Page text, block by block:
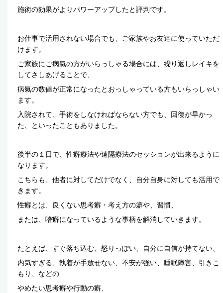
施術の効果がよりパワーアップしたと評判です。
お仕事で活用されない場合でも、ご家族やお友達に使っていただ
けます。
ご家族にご病氣の方がいらっしゃる場合には、繰り返しレイキを
してさしあげることで、
病氣の数値が正常になったとおっしゃっている方もいらっしゃい
ます。
入院されて、手術をしなければならない方でも、回復が早かっ
た、といったこともありました。
後半の１日で、性癖療法や遠隔療法のセッションが出来るように
なります。
こちらも、他者に対してだけでなく、自分自身に対しても活用で
きます。
性癖とは、良くない思考癖・考え方の癖や、習慣、
または、嗜癖になっているような事柄を解消していきます。
たとえば、すぐ落ち込む、怒りっぽい、自分に自信が持てない、
内気すぎる、執着が手放せない、不安が強い、睡眠障害、引きこ
もり、などの
やめたい思考癖や行動の癖、